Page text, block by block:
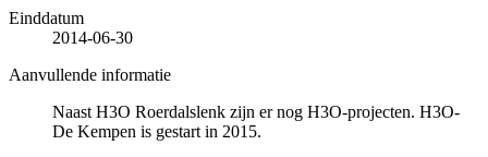
Einddatum
2014-06-30
Aanvullende informatie
Naast H3O Roerdalslenk zijn er nog H3O-projecten. H3O-
De Kempen is gestart in 2015.